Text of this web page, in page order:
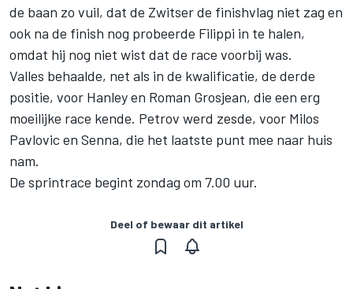
de baan zo vuil, dat de Zwitser de finishvlag niet zag en
ook na de finish nog probeerde Filippi in te halen,
omdat hij nog niet wist dat de race voorbij was.
Valles behaalde, net als in de kwalificatie, de derde
positie, voor Hanley en Roman Grosjean, die een erg
moeilijke race kende. Petrov werd zesde, voor Milos
Pavlovic en Senna, die het laatste punt mee naar huis
nam.
De sprintrace begint zondag om 7.00 uur.
Deel of bewaar dit artikel